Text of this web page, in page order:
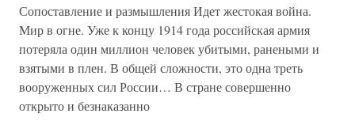
Сопоставление и размышления Идет жестокая война.
Мир в огне. Уже к концу 1914 года российская армия
потеряла один миллион человек убитыми, ранеными и
взятыми в плен. В общей сложности, это одна треть
вооруженных сил России… В стране совершенно
открыто и безнаказанно